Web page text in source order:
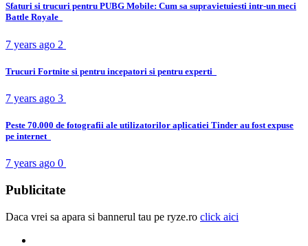
Sfaturi si trucuri pentru PUBG Mobile: Cum sa supravietuiesti intr-un meci
Battle Royale
7 years ago 2
Trucuri Fortnite si pentru incepatori si pentru experti
7 years ago 3
Peste 70.000 de fotografii ale utilizatorilor aplicatiei Tinder au fost expuse
pe internet
7 years ago 0
Publicitate
Daca vrei sa apara si bannerul tau pe ryze.ro click aici